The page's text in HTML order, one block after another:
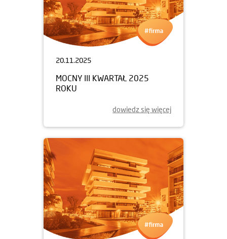
20.11.2025
MOCNY III KWARTAŁ 2025
ROKU
dowiedz się więcej